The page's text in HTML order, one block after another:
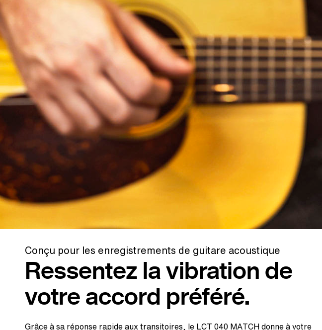
Conçu pour les enregistrements de guitare acoustique
Ressentez la vibration de
votre accord préféré.
Grâce à sa réponse rapide aux transitoires, le LCT 040 MATCH donne à votre